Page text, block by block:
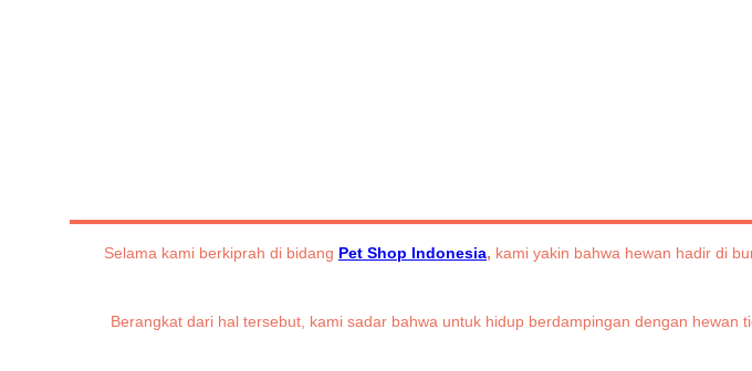
Selama kami berkiprah di bidang Pet Shop Indonesia, kami yakin bahwa hewan hadir di
Berangkat dari hal tersebut, kami sadar bahwa untuk hidup berdampingan dengan